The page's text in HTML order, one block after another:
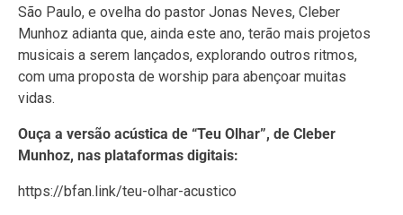
São Paulo, e ovelha do pastor Jonas Neves, Cleber
Munhoz adianta que, ainda este ano, terão mais projetos
musicais a serem lançados, explorando outros ritmos,
com uma proposta de worship para abençoar muitas
vidas.
Ouça a versão acústica de “Teu Olhar”, de Cleber
Munhoz, nas plataformas digitais:
https://bfan.link/teu-olhar-acustico